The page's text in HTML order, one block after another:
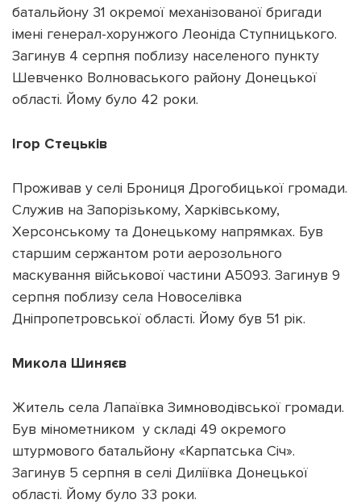
батальйону 31 окремої механізованої бригади
імені генерал-хорунжого Леоніда Ступницького.
Загинув 4 серпня поблизу населеного пункту
Шевченко Волноваського району Донецької
області. Йому було 42 роки.
Ігор Стецьків
Проживав у селі Брониця Дрогобицької громади.
Служив на Запорізькому, Харківському,
Херсонському та Донецькому напрямках. Був
старшим сержантом роти аерозольного
маскування військової частини А5093. Загинув 9
серпня поблизу села Новоселівка
Дніпропетровської області. Йому був 51 рік.
Микола Шиняєв
Житель села Лапаївка Зимноводівської громади.
Був мінометником у складі 49 окремого
штурмового батальйону «Карпатська Січ».
Загинув 5 серпня в селі Диліївка Донецької
області. Йому було 33 роки.